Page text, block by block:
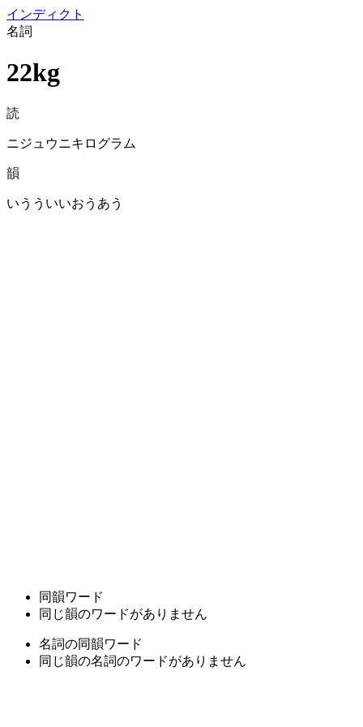
インディクト
名詞
22kg
読
ニジュウニキログラム
韻
いうういいおうあう
同韻ワード
同じ韻のワードがありません
名詞の同韻ワード
同じ韻の名詞のワードがありません